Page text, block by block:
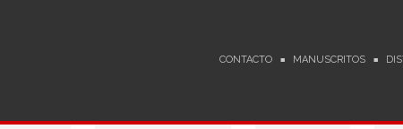
CONTACTO MANUSCRITOS